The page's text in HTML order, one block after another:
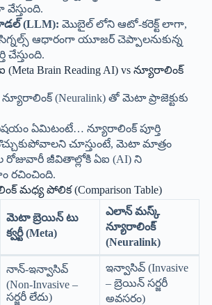
(LLM): మొబైల్ లోని ఆటో-కరెక్ట్ లాగా,
సిగ్నల్స్ ఆధారంగా యూజర్ చెప్పాలనుకున్న
Brain Reading AI) vs న్యూరాలింక్
(Neuralink) తో మెటా ప్రాజెక్టుకు
ఏమిటంటే… న్యూరాలింక్ పూర్తి
చూస్తుంటే, మెటా మాత్రం
జీవితాల్లోకి ఏఐ (AI) ని
రచించింది.
పోలిక (Comparison Table)
మెటా బ్రెయిన్ టు
క్వర్టీ (Meta)
ఎలాన్ మస్క్
న్యూరాలింక్
(Neuralink)
నాన్-ఇన్వాసివ్
(Non-Invasive –
సర్జరీ లేదు)
ఇన్వాసివ్ (Invasive
– బ్రెయిన్ సర్జరీ
అవసరం)